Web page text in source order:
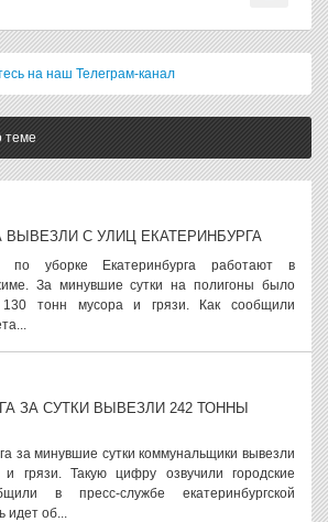
на наш Телеграм-канал
теме
ВЫВЕЗЛИ С УЛИЦ ЕКАТЕРИНБУРГА
по уборке Екатеринбурга работают в
За минувшие сутки на полигоны было
130 тонн мусора и грязи. Как сообщили
ЗА СУТКИ ВЫВЕЗЛИ 242 ТОННЫ
за минувшие сутки коммунальщики вывезли
грязи. Такую цифру озвучили городские
в пресс-службе екатеринбургской
идет об...